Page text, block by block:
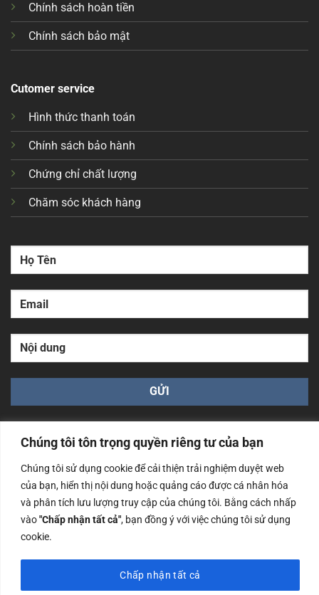
Chúng tôi tôn trọng quyền riêng tư của bạn
Chúng tôi sử dụng cookie để cải thiện trải nghiệm duyệt web
của bạn, hiển thị nội dung hoặc quảng cáo được cá nhân hóa
và phân tích lưu lượng truy cập của chúng tôi. Bằng cách nhấp
vào"Chấp nhận tất cả", bạn đồng ý với việc chúng tôi sử dụng
cookie.
Chấp nhận tất cả
Chính sách hoàn tiền
Chính sách bảo mật
Cutomer service
Hình thức thanh toán
Chính sách bảo hành
Chứng chỉ chất lượng
Chăm sóc khách hàng
Công ty TNHH Nam Bình Xương - Số ĐKKD: 0108783483
cấp ngày 14/06/2019 bởi Sở Kế Hoạch và Đầu Tư Tp. Hà
Nội
Copyrights @2023 Nam Binh Xuong. All Rights Reserved